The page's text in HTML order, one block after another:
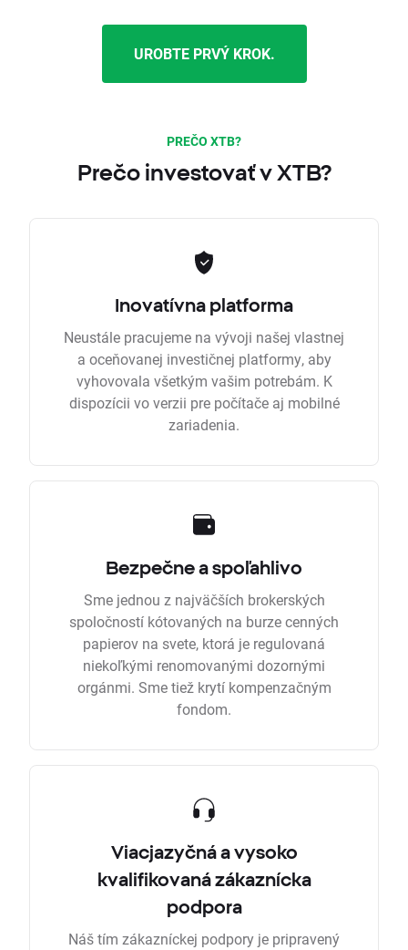
UROBTE PRVÝ KROK.
PREČO XTB?
Prečo investovať v XTB?
Inovatívna platforma
Neustále pracujeme na vývoji našej vlastnej
a oceňovanej investičnej platformy, aby
vyhovovala všetkým vašim potrebám. K
dispozícii vo verzii pre počítače aj mobilné
zariadenia.
Bezpečne a spoľahlivo
Sme jednou z najväčších brokerských
spoločností kótovaných na burze cenných
papierov na svete, ktorá je regulovaná
niekoľkými renomovanými dozornými
orgánmi. Sme tiež krytí kompenzačným
fondom.
Viacjazyčná a vysoko
kvalifikovaná zákaznícka
podpora
Náš tím zákazníckej podpory je pripravený